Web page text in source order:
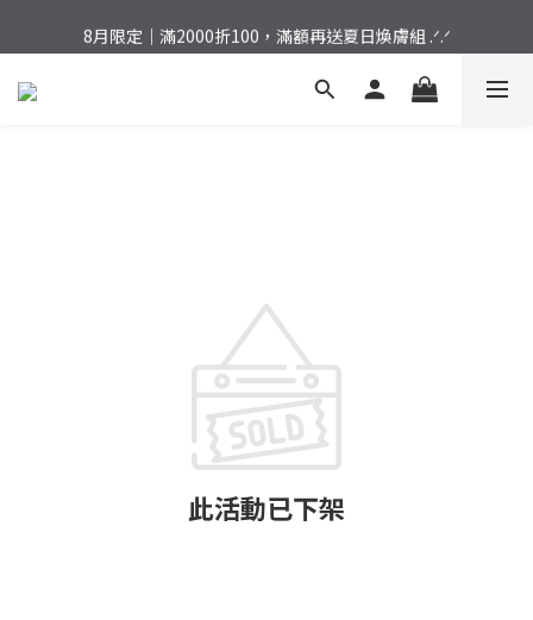
加入會員｜結帳立享 ７５折，首購免運再拿好禮！
8月限定｜滿2000折100，滿額再送夏日煥膚組 .ᐟ.ᐟ
加入會員｜結帳立享 ７５折，首購免運再拿好禮！
此活動已下架